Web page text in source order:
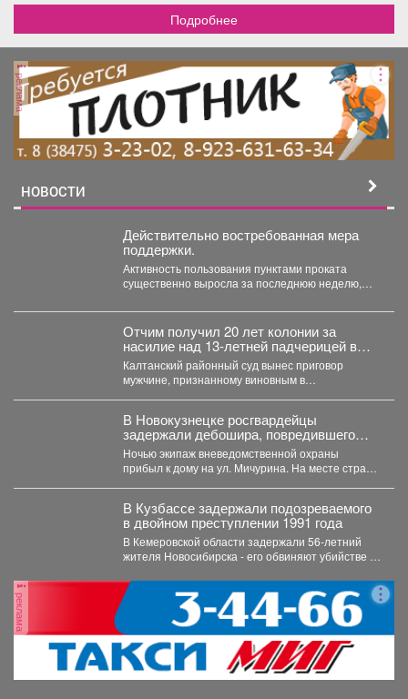
Подробнее
реклама
НОВОСТИ
Действительно востребованная мера
поддержки.
Активность пользования пунктами проката
существенно выросла за последнюю неделю,
Отчим получил 20 лет колонии за
насилие над 13‑летней падчерицей в
Кузбассе
Калтанский районный суд вынес приговор
мужчине, признанному виновным в
В Новокузнецке росгвардейцы
задержали дебошира, повредившего
окно и дверь квартиры сожительницы
Ночью экипаж вневедомственной охраны
прибыл к дому на ул. Мичурина. На месте стражи
В Кузбассе задержали подозреваемого
в двойном преступлении 1991 года
В Кемеровской области задержали 56‑летний
жителя Новосибирска - его обвиняют убийстве и
реклама